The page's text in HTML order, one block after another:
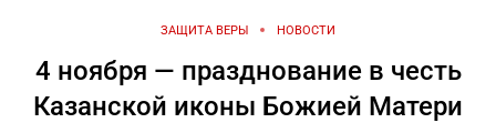
ЗАЩИТА ВЕРЫ НОВОСТИ
4 ноября — празднование в честь
Казанской иконы Божией Матери